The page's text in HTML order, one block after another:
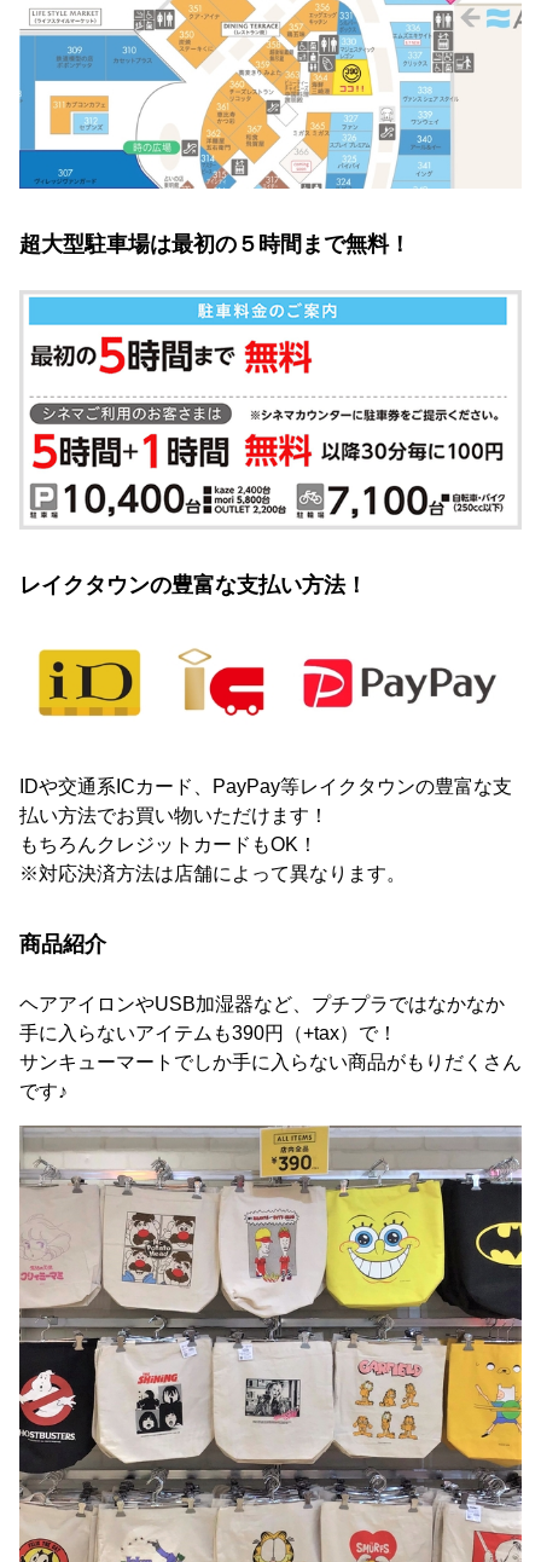
超大型駐車場は最初の５時間まで無料！
レイクタウンの豊富な支払い方法！
IDや交通系ICカード、PayPay等レイクタウンの豊富な支
払い方法でお買い物いただけます！
もちろんクレジットカードもOK！
※対応決済方法は店舗によって異なります。
商品紹介
ヘアアイロンやUSB加湿器など、プチプラではなかなか
手に入らないアイテムも390円（+tax）で！
サンキューマートでしか手に入らない商品がもりだくさん
です♪